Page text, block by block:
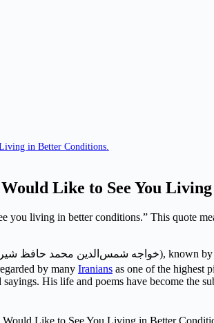
in Better Conditions.
Like to See You
you living in better conditions.” This quote
خواجه شمس‌‌الدین محمد حافظ), known by
by many Iranians as one of the highest
His life and poems have become the